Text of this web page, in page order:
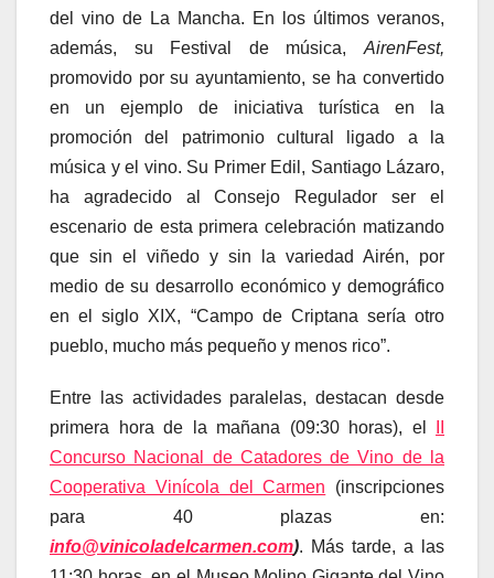
del vino de La Mancha. En los últimos veranos,
además, su Festival de música, AirenFest,
promovido por su ayuntamiento, se ha convertido
en un ejemplo de iniciativa turística en la
promoción del patrimonio cultural ligado a la
música y el vino. Su Primer Edil, Santiago Lázaro,
ha agradecido al Consejo Regulador ser el
escenario de esta primera celebración matizando
que sin el viñedo y sin la variedad Airén, por
medio de su desarrollo económico y demográfico
en el siglo XIX, “Campo de Criptana sería otro
pueblo, mucho más pequeño y menos rico”.
Entre las actividades paralelas, destacan desde
primera hora de la mañana (09:30 horas), el
Concurso Nacional de Catadores de Vino de la
Cooperativa Vinícola del Carmen (inscripciones
para 40 plazas en:
info@vinicoladelcarmen.com). Más tarde, a las